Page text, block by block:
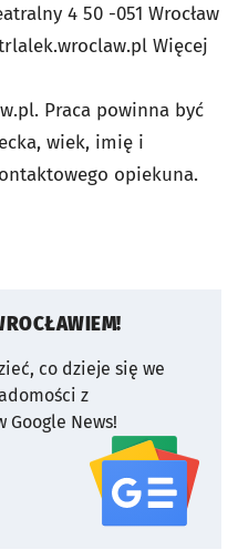
4 50 -051 Wrocław
Więcej
. Praca powinna być
wiek, imię i
opiekuna.
co dzieje się we
z
Google News!
serwisu